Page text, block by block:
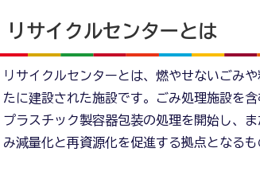
リサイクルセンターとは
リサイクルセンターとは、燃やせないごみ
たに建設された施設です。ごみ処理施設を
プラスチック製容器包装の処理を開始し、
み減量化と再資源化を促進する拠点となるも